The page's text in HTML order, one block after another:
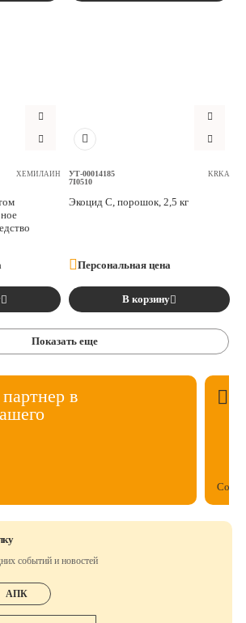
ХЕМИЛАЙН
УТ-00014185
7I0510
KRKA
Экоцид С, порошок, 2,5 кг
Персональная цена
В корзину
Показать еще
в
событий и новостей
АПК